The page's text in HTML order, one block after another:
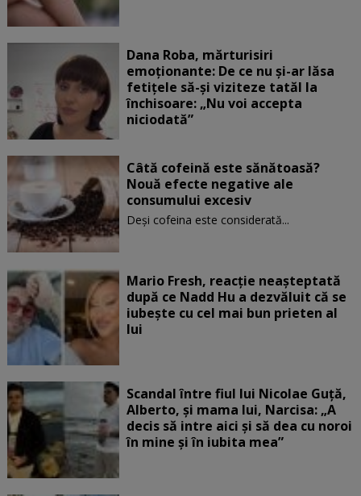
Dana Roba, mărturisiri
emoționante: De ce nu și-ar lăsa
fetițele să-și viziteze tatăl la
închisoare: „Nu voi accepta
niciodată”
Câtă cofeină este sănătoasă?
Nouă efecte negative ale
consumului excesiv
Deși cofeina este considerată...
Mario Fresh, reacție neașteptată
după ce Nadd Hu a dezvăluit că se
iubește cu cel mai bun prieten al
lui
Scandal între fiul lui Nicolae Guță,
Alberto, și mama lui, Narcisa: „A
decis să intre aici și să dea cu noroi
în mine și în iubita mea”